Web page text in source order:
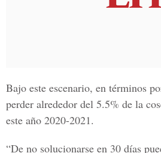
Bajo este escenario, en términos
perder alrededor del 5.5% de la
este año 2020-2021.
“De no solucionarse en 30 días